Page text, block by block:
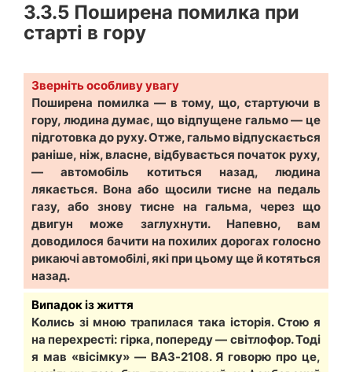
3.3.5 Поширена помилка при
старті в гору
Зверніть особливу увагу
Поширена помилка — в тому, що, стартуючи в
гору, людина думає, що відпущене гальмо — це
підготовка до руху. Отже, гальмо відпускається
раніше, ніж, власне, відбувається початок руху,
— автомобіль котиться назад, людина
лякається. Вона або щосили тисне на педаль
газу, або знову тисне на гальма, через що
двигун може заглухнути. Напевно, вам
доводилося бачити на похилих дорогах голосно
рикаючі автомобілі, які при цьому ще й котяться
назад.
Випадок із життя
Колись зі мною трапилася така історія. Стою я
на перехресті: гірка, попереду — світлофор. Тоді
я мав «вісімку» — ВАЗ-2108. Я говорю про це,